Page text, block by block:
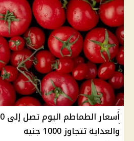
والعداية تتجاوز 1000 جنيه